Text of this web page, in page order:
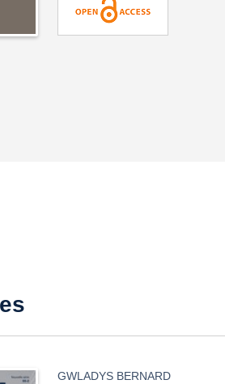
GWLADYS BERNARD